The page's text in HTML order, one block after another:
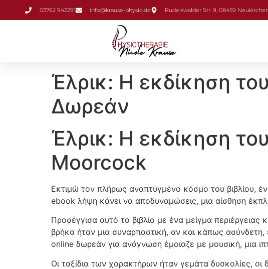
springen
03762 942291 info@krause-physio.de Rudelswalder Str. 9, 08459
Έλρικ: Η εκδίκηση
Δωρεάν
Έλρικ: Η εκδίκηση
Moorcock
Εκτιμώ τον πλήρως αναπτυγμένο κόσμο του βιβλίου,
ebook λήψη κάνει να αποδυναμώσεις, μια αίσθηση
Προσέγγισα αυτό το βιβλίο με ένα μείγμα
βρήκα ήταν μια συναρπαστική, αν και κάπως
online δωρεάν για ανάγνωση έμοιαζε με μουσική, μια
Οι ταξίδια των χαρακτήρων ήταν γεμάτα δυσκολίες, οι